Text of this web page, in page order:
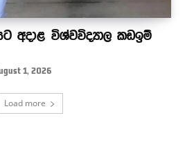
අදාළ විශ්වවිද්‍යාල කඩඉම්
1, 2026
Load more